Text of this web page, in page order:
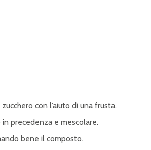
con l’aiuto di una frusta.
precedenza e mescolare.
bene il composto.